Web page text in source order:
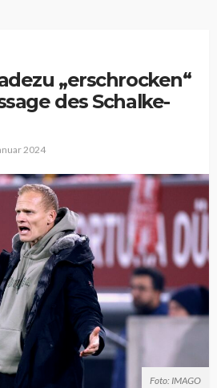
„erschrocken“
des Schalke-
2024
Foto: IMAGO